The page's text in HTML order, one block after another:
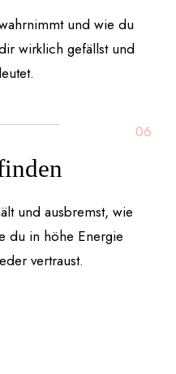
und wie du
wirklich gefällst und
06
und ausbremst, wie
du in höhe Energie
vertraust.